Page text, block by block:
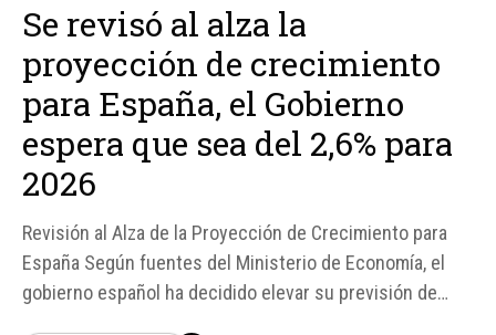
Se revisó al alza la
proyección de crecimiento
para España, el Gobierno
espera que sea del 2,6% para
2026
Revisión al Alza de la Proyección de Crecimiento para
España Según fuentes del Ministerio de Economía, el
gobierno español ha decidido elevar su previsión de